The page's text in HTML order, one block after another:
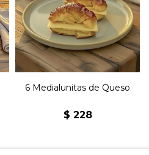
Seis medialunas de copetín
con queso y manteca.
6 Medialunitas de Queso
$ 228